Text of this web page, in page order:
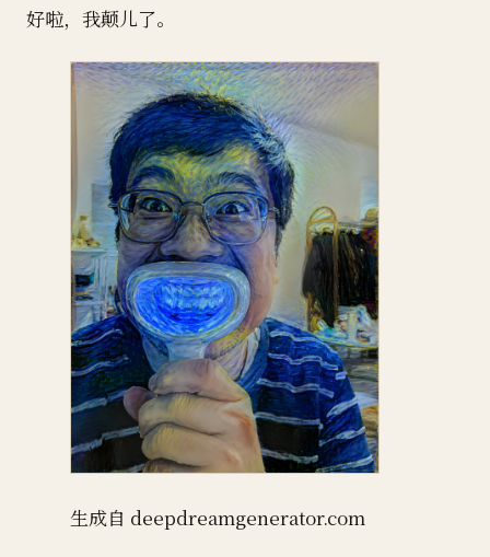
好啦，我颠儿了。
生成自 deepdreamgenerator.com